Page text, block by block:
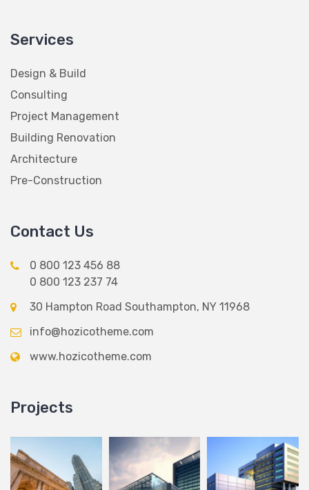
Services
Design & Build
Consulting
Project Management
Building Renovation
Architecture
Pre-Construction
Contact Us
0 800 123 456 88
0 800 123 237 74
30 Hampton Road Southampton, NY 11968
info@hozicotheme.com
www.hozicotheme.com
Projects